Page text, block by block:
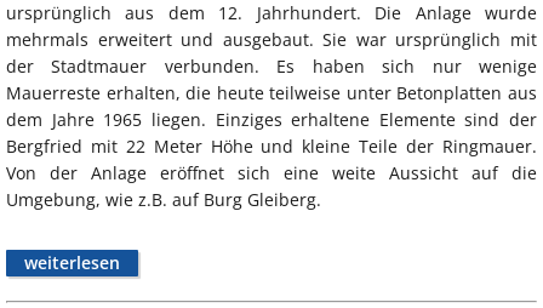
ursprünglich aus dem 12. Jahrhundert. Die Anlage wurde
mehrmals erweitert und ausgebaut. Sie war ursprünglich mit
der Stadtmauer verbunden. Es haben sich nur wenige
Mauerreste erhalten, die heute teilweise unter Betonplatten aus
dem Jahre 1965 liegen. Einziges erhaltene Elemente sind der
Bergfried mit 22 Meter Höhe und kleine Teile der Ringmauer.
Von der Anlage eröffnet sich eine weite Aussicht auf die
Umgebung, wie z.B. auf Burg Gleiberg.
weiterlesen